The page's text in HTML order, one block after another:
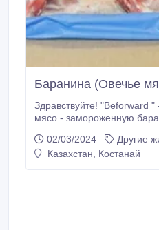
Баранина (Овечье
Здравствуйте! "Beforward "
мясо - замороженную
Баранина - 6 сторонняя вырезка. Вес брутто: 16 / 25
кг. На поддонах
02/03/2024
Другие
Казахстан, Костанай